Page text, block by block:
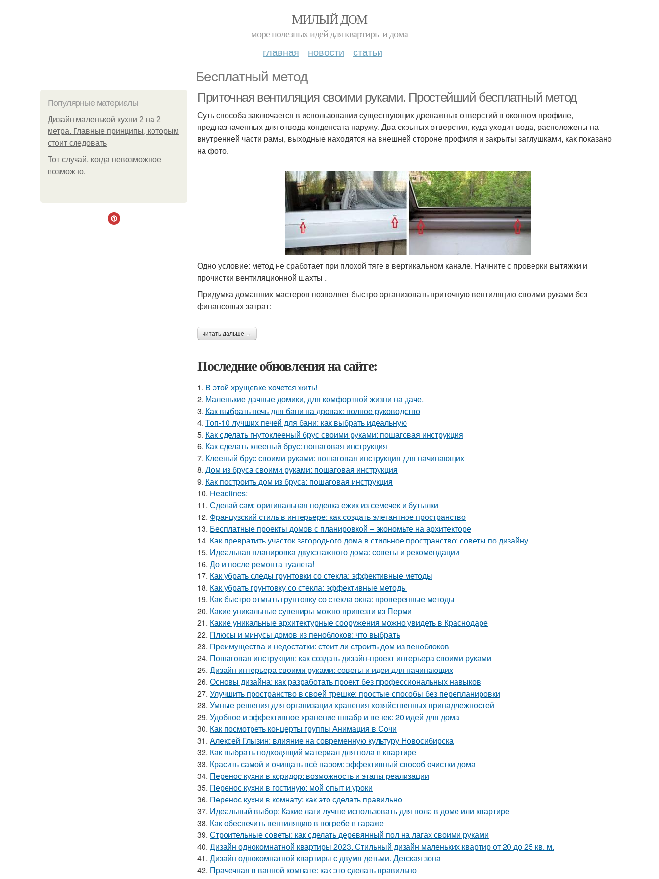
МИЛЫЙ ДОМ
море полезных идей для квартиры и дома
главная новости статьи
Бесплатный метод
Популярные материалы
Дизайн маленькой кухни 2 на 2
метра. Главные принципы, которым
стоит следовать
Тот случай, когда невозможное
возможно.
Приточная вентиляция своими руками. Простейший бесплатный метод
Суть способа заключается в использовании существующих дренажных отверстий в оконном профиле,
предназначенных для отвода конденсата наружу. Два скрытых отверстия, куда уходит вода, расположены на
внутренней части рамы, выходные находятся на внешней стороне профиля и закрыты заглушками, как показано
на фото.
Одно условие: метод не сработает при плохой тяге в вертикальном канале. Начните с проверки вытяжки и
прочистки вентиляционной шахты .
Придумка домашних мастеров позволяет быстро организовать приточную вентиляцию своими руками без
финансовых затрат:
читать дальше →
Последние обновления на сайте:
1. В этой хрущевке хочется жить!
2. Маленькие дачные домики, для комфортной жизни на даче.
3. Как выбрать печь для бани на дровах: полное руководство
4. Топ-10 лучших печей для бани: как выбрать идеальную
5. Как сделать гнутоклееный брус своими руками: пошаговая инструкция
6. Как сделать клееный брус: пошаговая инструкция
7. Клееный брус своими руками: пошаговая инструкция для начинающих
8. Дом из бруса своими руками: пошаговая инструкция
9. Как построить дом из бруса: пошаговая инструкция
10. Headlines:
11. Сделай сам: оригинальная поделка ежик из семечек и бутылки
12. Французский стиль в интерьере: как создать элегантное пространство
13. Бесплатные проекты домов с планировкой – экономьте на архитекторе
14. Как превратить участок загородного дома в стильное пространство: советы по дизайну
15. Идеальная планировка двухэтажного дома: советы и рекомендации
16. До и после ремонта туалета!
17. Как убрать следы грунтовки со стекла: эффективные методы
18. Как убрать грунтовку со стекла: эффективные методы
19. Как быстро отмыть грунтовку со стекла окна: проверенные методы
20. Какие уникальные сувениры можно привезти из Перми
21. Какие уникальные архитектурные сооружения можно увидеть в Краснодаре
22. Плюсы и минусы домов из пеноблоков: что выбрать
23. Преимущества и недостатки: стоит ли строить дом из пеноблоков
24. Пошаговая инструкция: как создать дизайн-проект интерьера своими руками
25. Дизайн интерьера своими руками: советы и идеи для начинающих
26. Основы дизайна: как разработать проект без профессиональных навыков
27. Улучшить пространство в своей трешке: простые способы без перепланировки
28. Умные решения для организации хранения хозяйственных принадлежностей
29. Удобное и эффективное хранение швабр и венек: 20 идей для дома
30. Как посмотреть концерты группы Анимация в Сочи
31. Алексей Глызин: влияние на современную культуру Новосибирска
32. Как выбрать подходящий материал для пола в квартире
33. Красить самой и очищать всё паром: эффективный способ очистки дома
34. Перенос кухни в коридор: возможность и этапы реализации
35. Перенос кухни в гостиную: мой опыт и уроки
36. Перенос кухни в комнату: как это сделать правильно
37. Идеальный выбор: Какие лаги лучше использовать для пола в доме или квартире
38. Как обеспечить вентиляцию в погребе в гараже
39. Строительные советы: как сделать деревянный пол на лагах своими руками
40. Дизайн однокомнатной квартиры 2023. Стильный дизайн маленьких квартир от 20 до 25 кв. м.
41. Дизайн однокомнатной квартиры с двумя детьми. Детская зона
42. Прачечная в ванной комнате: как это сделать правильно